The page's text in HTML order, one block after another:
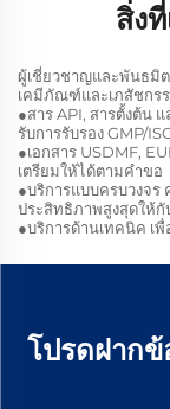
สิ่ง
ผู้เชี่ยวชาญและพันธมิ
เคมีภัณฑ์และเภสัชกร
●สาร API, สารตั้งต้น
รับการรับรอง GMP/
●เอกสาร USDMF,
เตรียมให้ได้ตามคำขอ
●บริการแบบครบวงจร
ประสิทธิภาพสูงสุดให้
●บริการด้านเทคนิค เ
โปรดฝาก